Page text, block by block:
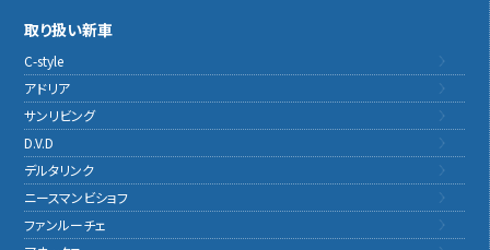
取り扱い新車
C-style
アドリア
サンリビング
D.V.D
デルタリンク
ニースマンビショフ
ファンルーチェ